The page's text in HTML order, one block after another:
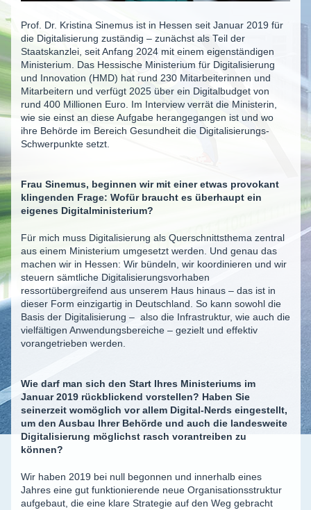
Prof. Dr. Kristina Sinemus ist in Hessen seit Januar 2019 für
die Digitalisierung zuständig – zunächst als Teil der
Staatskanzlei, seit Anfang 2024 mit einem eigenständigen
Ministerium. Das Hessische Ministerium für Digitalisierung
und Innovation (HMD) hat rund 230 Mitarbeiterinnen und
Mitarbeitern und verfügt 2025 über ein Digitalbudget von
rund 400 Millionen Euro. Im Interview verrät die Ministerin,
wie sie einst an diese Aufgabe herangegangen ist und wo
ihre Behörde im Bereich Gesundheit die Digitalisierungs-
Schwerpunkte setzt.
Frau Sinemus, beginnen wir mit einer etwas provokant
klingenden Frage: Wofür braucht es überhaupt ein
eigenes Digitalministerium?
Für mich muss Digitalisierung als Querschnittsthema zentral
aus einem Ministerium umgesetzt werden. Und genau das
machen wir in Hessen: Wir bündeln, wir koordinieren und wir
steuern sämtliche Digitalisierungsvorhaben
ressortübergreifend aus unserem Haus hinaus – das ist in
dieser Form einzigartig in Deutschland. So kann sowohl die
Basis der Digitalisierung – also die Infrastruktur, wie auch die
vielfältigen Anwendungsbereiche – gezielt und effektiv
vorangetrieben werden.
Wie darf man sich den Start Ihres Ministeriums im
Januar 2019 rückblickend vorstellen? Haben Sie
seinerzeit womöglich vor allem Digital-Nerds eingestellt,
um den Ausbau Ihrer Behörde und auch die landesweite
Digitalisierung möglichst rasch vorantreiben zu
können?
Wir haben 2019 bei null begonnen und innerhalb eines
Jahres eine gut funktionierende neue Organisationsstruktur
aufgebaut, die eine klare Strategie auf den Weg gebracht